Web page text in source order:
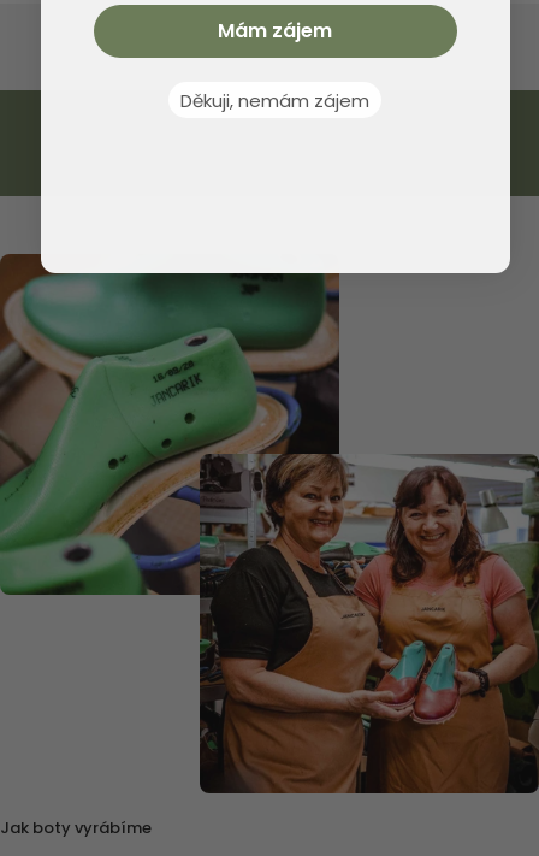
Jak boty vyrábíme
Mám zájem
Děkuji, nemám zájem